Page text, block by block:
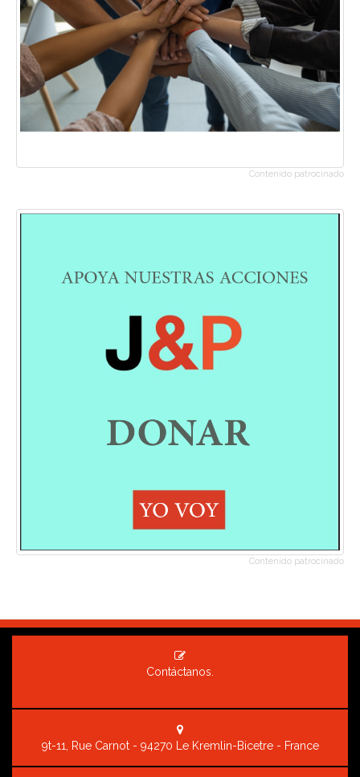
Contenido patrocinado
Contenido patrocinado
Contáctanos.
9t-11, Rue Carnot - 94270 Le Kremlin-Bicetre - France